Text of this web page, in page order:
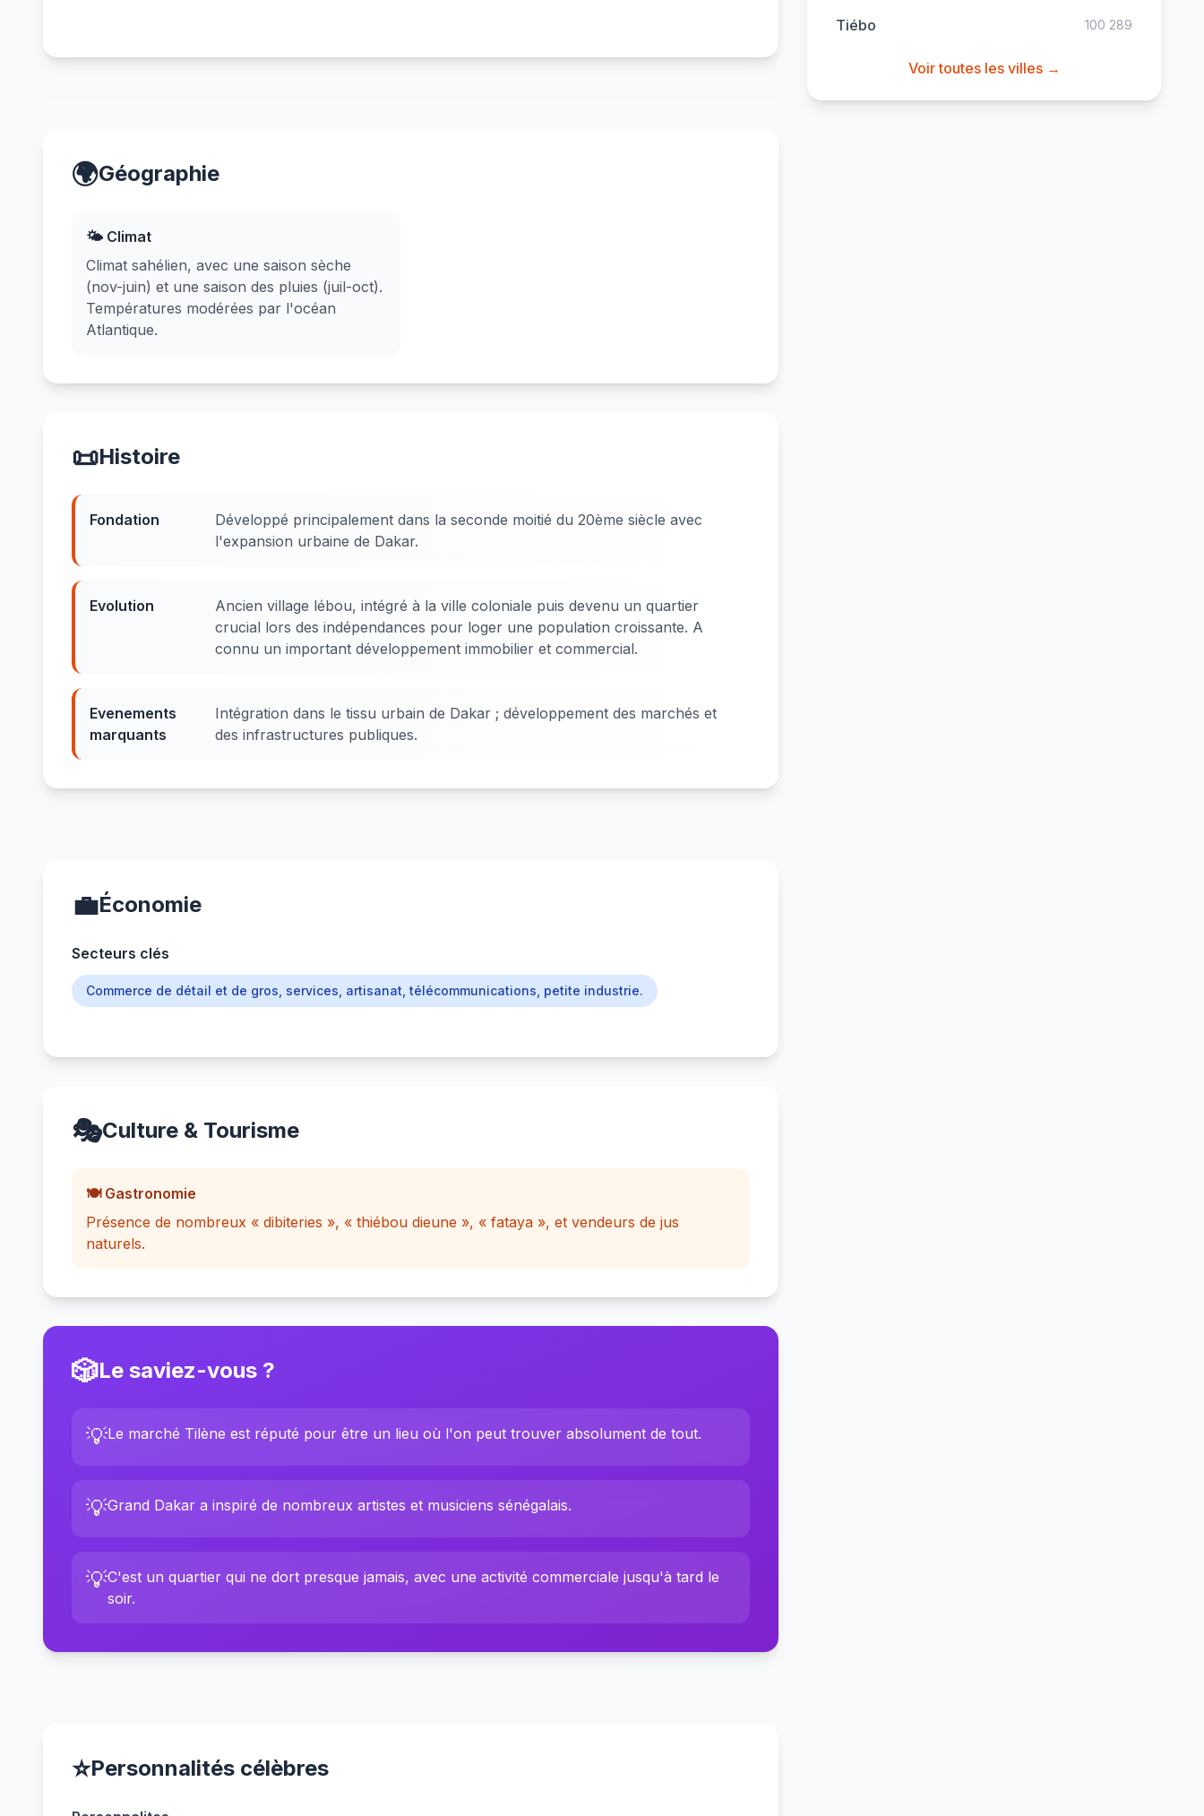
🌍Géographie
🌤️ Climat
Climat sahélien, avec une saison sèche
(nov-juin) et une saison des pluies (juil-oct).
Températures modérées par l'océan
Atlantique.
📜Histoire
Fondation
Développé principalement dans la seconde moitié du 20ème siècle avec
l'expansion urbaine de Dakar.
Evolution
Ancien village lébou, intégré à la ville coloniale puis devenu un quartier
crucial lors des indépendances pour loger une population croissante. A
connu un important développement immobilier et commercial.
Evenements
marquants
Intégration dans le tissu urbain de Dakar ; développement des marchés et
des infrastructures publiques.
💼Économie
Secteurs clés
Commerce de détail et de gros, services, artisanat, télécommunications, petite industrie.
🎭Culture & Tourisme
🍽️ Gastronomie
Présence de nombreux « dibiteries », « thiébou dieune », « fataya », et vendeurs de jus
naturels.
🎲Le saviez-vous ?
💡Le marché Tilène est réputé pour être un lieu où l'on peut trouver absolument de tout.
💡Grand Dakar a inspiré de nombreux artistes et musiciens sénégalais.
💡C'est un quartier qui ne dort presque jamais, avec une activité commerciale jusqu'à tard le
soir.
⭐Personnalités célèbres
Tiébo 100 289
Voir toutes les villes →